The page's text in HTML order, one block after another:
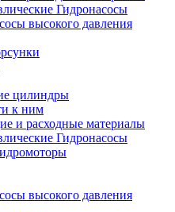
Гидронасосы
высокого давления
цилиндры
к ним
и расходные материалы
Гидронасосы
высокого давления